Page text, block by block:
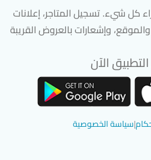
شيء. تسجيل المتاجر، إعلانات
وإشعارات بالعروض القريبة
الآن
|سياسة الخصوصية